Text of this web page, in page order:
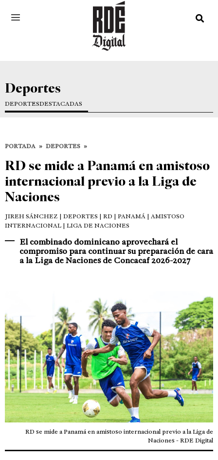
Deportes
DEPORTESDESTACADAS
PORTADA » DEPORTES »
RD se mide a Panamá en amistoso
internacional previo a la Liga de
Naciones
JIREH SÁNCHEZ | DEPORTES | RD | PANAMÁ | AMISTOSO
INTERNACIONAL | LIGA DE NACIONES
El combinado dominicano aprovechará el
compromiso para continuar su preparación de cara
a la Liga de Naciones de Concacaf 2026-2027
RD se mide a Panamá en amistoso internacional previo a la Liga de
Naciones - RDE Digital